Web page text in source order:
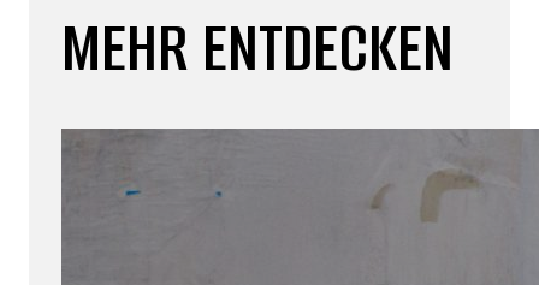
MEHR ENTDECKEN